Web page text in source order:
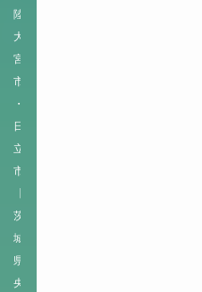
陸
大
宮
市
・
日
立
市
茨
城
県
央